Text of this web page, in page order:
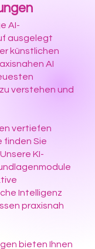
AI-
ausgelegt
künstlichen
AI
verstehen und
vertiefen
finden Sie
KI-
Intelligenz
praxisnah
bieten Ihnen